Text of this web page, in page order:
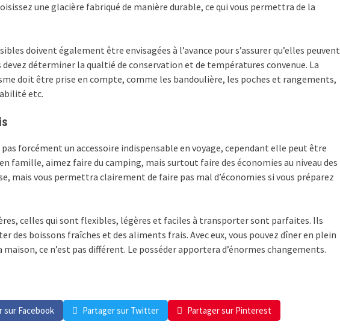
une glacière fabriqué de manière durable, ce qui vous permettra de la
doivent également être envisagées à l’avance pour s’assurer qu’elles peuvent
devez déterminer la qualtié de conservation et de températures convenue. La
doit être prise en compte, comme les bandoulière, les poches et rangements,
etc.
pas forcément un accessoire indispensable en voyage, cependant elle peut être
famille, aimez faire du camping, mais surtout faire des économies au niveau des
mais vous permettra clairement de faire pas mal d’économies si vous préparez
celles qui sont flexibles, légères et faciles à transporter sont parfaites. Ils
des boissons fraîches et des aliments frais. Avec eux, vous pouvez dîner en plein
ce n’est pas différent. Le posséder apportera d’énormes changements.
sur Facebook Partager sur Twitter Partager sur Pinterest